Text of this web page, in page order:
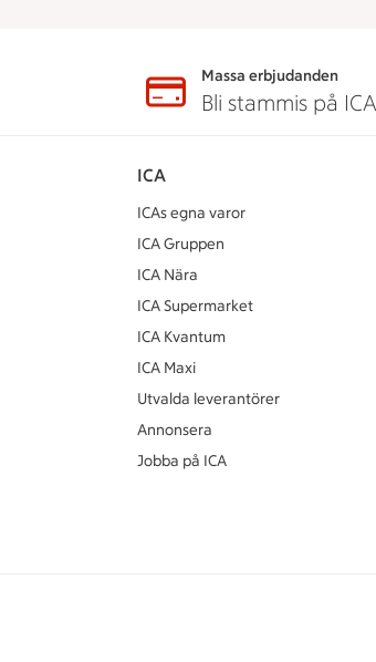
Massa erbjudanden
Bli stammis på ICA
ICA
ICAs egna varor
ICA Gruppen
ICA Nära
ICA Supermarket
ICA Kvantum
ICA Maxi
Utvalda leverantörer
Annonsera
Jobba på ICA